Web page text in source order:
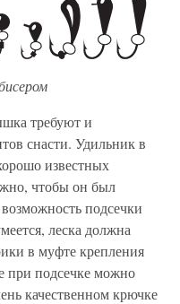
требуют и
снасти. Удильник в
известных
чтобы он был
подсечки
леска должна
в муфте крепления
при подсечке можно
качественном крючке